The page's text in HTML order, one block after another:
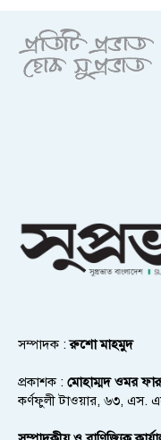
সম্পাদক :রুশো মাহমুদ
প্রকাশক : মোহাম্মদ ওমর
কর্ণফুলী টাওয়ার, ৬৩, এস.